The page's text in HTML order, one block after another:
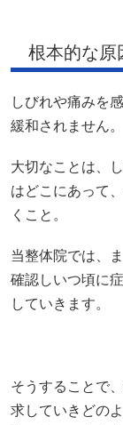
根本的な原
しびれや痛みを
緩和されません。
大切なことは、
はどこにあって
くこと。
当整体院では、
確認しいつ頃に
していきます。
そうすることで
求していきどの